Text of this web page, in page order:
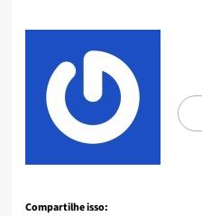
Compartilhe isso: